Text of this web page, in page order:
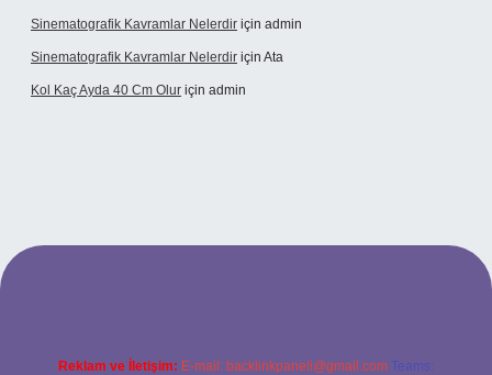
Sinematografik Kavramlar Nelerdir için admin
Sinematografik Kavramlar Nelerdir için Ata
Kol Kaç Ayda 40 Cm Olur için admin
Reklam ve İletişim: E-mail: backlinkpaneli@gmail.com Teams: